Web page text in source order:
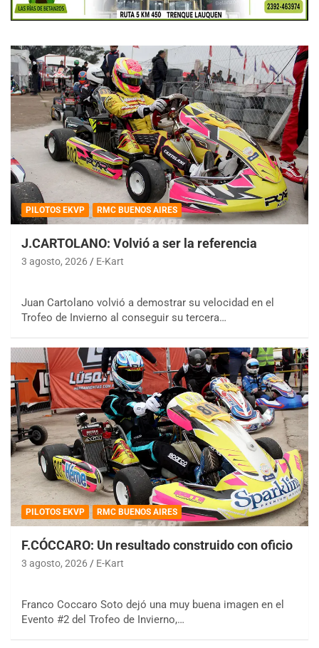
PILOTOS EKVP RMC BUENOS AIRES
J.CARTOLANO: Volvió a ser la referencia
3 agosto, 2026 E-Kart
Juan Cartolano volvió a demostrar su velocidad en el
Trofeo de Invierno al conseguir su tercera…
PILOTOS EKVP RMC BUENOS AIRES
F.CÓCCARO: Un resultado construido con oficio
3 agosto, 2026 E-Kart
Franco Coccaro Soto dejó una muy buena imagen en el
Evento #2 del Trofeo de Invierno,…